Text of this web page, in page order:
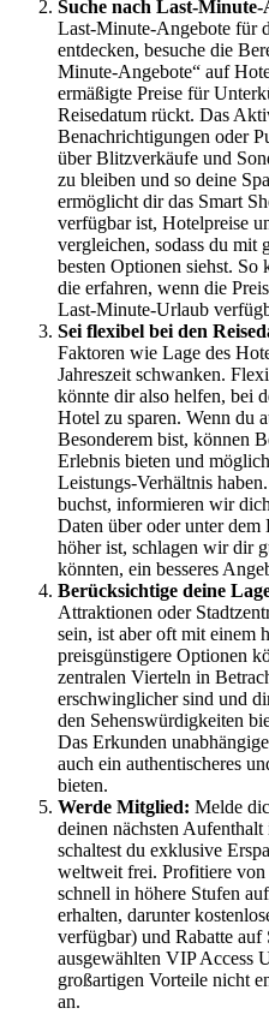
Suche nach Last-Minute-
Last-Minute-Angebote für
entdecken, besuche die
Minute-Angebote“ auf
ermäßigte Preise für
Reisedatum rückt. Das
Benachrichtigungen oder
über Blitzverkäufe und
zu bleiben und so deine
ermöglicht dir das Smart
verfügbar ist, Hotelpreise
vergleichen, sodass du mit
besten Optionen siehst. So
die erfahren, wenn die
Last-Minute-Urlaub
Sei flexibel bei den
Faktoren wie Lage des
Jahreszeit schwanken.
könnte dir also helfen, bei
Hotel zu sparen. Wenn du
Besonderem bist, können
Erlebnis bieten und
Leistungs-Verhältnis
buchst, informieren wir
Daten über oder unter
höher ist, schlagen wir dir
könnten, ein besseres
Berücksichtige deine
Attraktionen oder
sein, ist aber oft mit einem
preisgünstigere Optionen
zentralen Vierteln in
erschwinglicher sind und
den Sehenswürdigkeiten
Das Erkunden
auch ein authentischeres
bieten.
Werde Mitglied: Melde
deinen nächsten
schaltest du exklusive
weltweit frei. Profitiere
schnell in höhere Stufen
erhalten, darunter
verfügbar) und Rabatte auf
ausgewählten VIP Access
großartigen Vorteile nicht
an.